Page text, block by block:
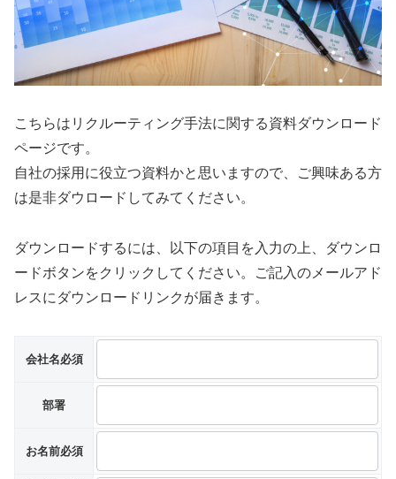
こちらはリクルーティング手法に関する資料ダウンロード
ページです。
自社の採用に役立つ資料かと思いますので、ご興味ある方
は是非ダウロードしてみてください。
ダウンロードするには、以下の項目を入力の上、ダウンロ
ードボタンをクリックしてください。ご記入のメールアド
レスにダウンロードリンクが届きます。
会社名必須
部署
お名前必須